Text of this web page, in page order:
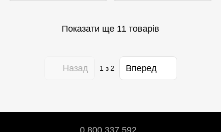
Показати ще 11 товарів
Назад 1з 2 Вперед
0 800 337 592